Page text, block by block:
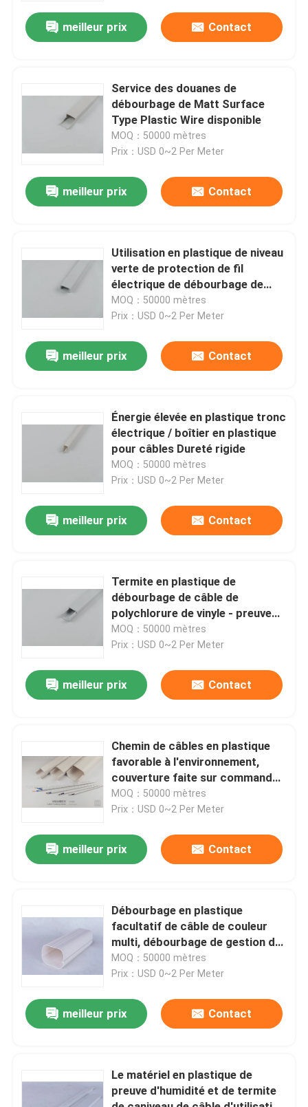
Vidéos
À propos de nous
Contrôle de la qualité
Nous contacter
Nouvelles
Profils d'extrusion de PVC
meilleur prix Contact
Service des douanes de
débourbage de Matt Surface
Type Plastic Wire disponible
MOQ：50000 mètres
Prix：USD 0~2 Per Meter
meilleur prix Contact
Utilisation en plastique de niveau
verte de protection de fil
électrique de débourbage de
câble
MOQ：50000 mètres
Prix：USD 0~2 Per Meter
meilleur prix Contact
Énergie élevée en plastique tronc
électrique / boîtier en plastique
pour câbles Dureté rigide
MOQ：50000 mètres
Prix：USD 0~2 Per Meter
meilleur prix Contact
Termite en plastique de
débourbage de câble de
polychlorure de vinyle - preuve
pour la gestion de fil
MOQ：50000 mètres
Prix：USD 0~2 Per Meter
meilleur prix Contact
Chemin de câbles en plastique
favorable à l'environnement,
couverture faite sur commande
de câble de plastique de couleur
MOQ：50000 mètres
Prix：USD 0~2 Per Meter
meilleur prix Contact
Débourbage en plastique
facultatif de câble de couleur
multi, débourbage de gestion de
câble de PVC
MOQ：50000 mètres
Prix：USD 0~2 Per Meter
meilleur prix Contact
Le matériel en plastique de
preuve d'humidité et de termite